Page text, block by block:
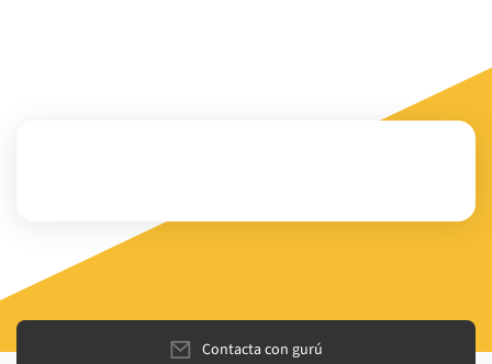
Contacta con gurú